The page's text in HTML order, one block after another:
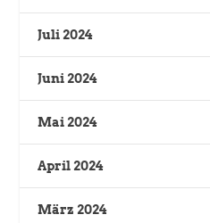
Juli 2024
Juni 2024
Mai 2024
April 2024
März 2024